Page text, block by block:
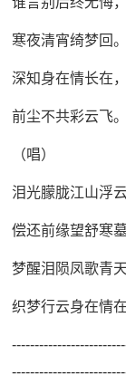
寒夜清宵绮梦回。
深知身在情长在，
前尘不共彩云飞。
（唱）
泪光朦胧江山浮
偿还前缘望舒寒
梦醒泪陨凤歌青天
织梦行云身在情在